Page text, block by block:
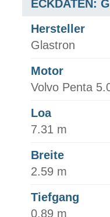
ECKDATEN:
Hersteller
Glastron
Motor
Volvo Penta
Loa
7.31 m
Breite
2.59 m
Tiefgang
0.89 m